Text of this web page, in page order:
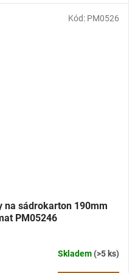
na sádrokarton 190mm
PM05246
Skladem(>5 ks)
Kód: PM0526